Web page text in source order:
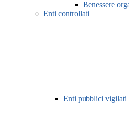
Benessere
Enti controllati
Enti pubblici vigilati